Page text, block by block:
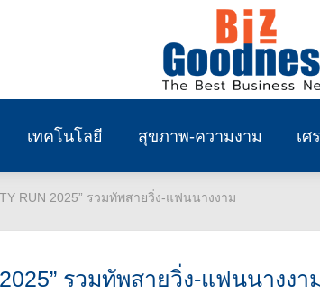
เทคโนโลยี สุขภาพ-ความงาม เศ
RUN 2025” รวมทัพสายวิ่ง-แฟนนางงาม
รวมทัพสายวิ่ง-แฟนนางงา